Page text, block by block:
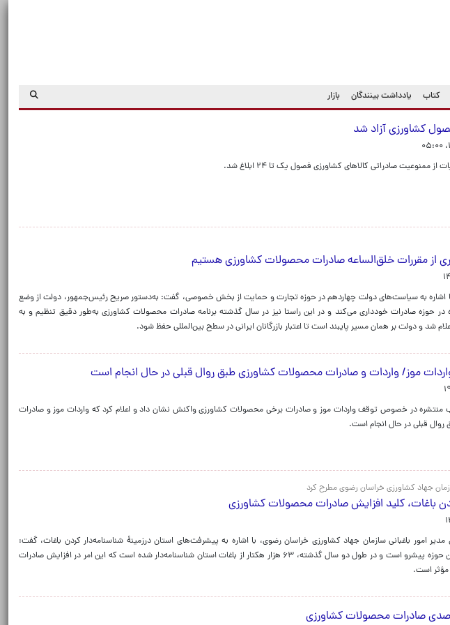
کتاب یادداشت بینندگان بازار
ممنوعیت صادراتی کالاهای کشاورزی فصول یک تا ۲۴ ابلاغ شد.
از مقررات خلق‌الساعه صادرات محصولات کشاورزی هستیم
با اشاره به سیاست‌های دولت چهاردهم در حوزه تجارت و حمایت از بخش خصوصی، گفت: به‌دستور صریح رئیس‌جمهور، دولت از وضع
در حوزه صادرات خودداری می‌کند و در این راستا نیز در سال گذشته برنامه صادرات محصولات کشاورزی به‌طور دقیق تنظیم و به
شد و دولت بر همان مسیر پایبند است تا اعتبار بازرگانان ایرانی در سطح بین‌المللی حفظ شود.
موز/ واردات و صادرات محصولات کشاورزی طبق روال قبلی در حال انجام است
منتشره در خصوص توقف واردات موز و صادرات برخی محصولات کشاورزی واکنش نشان داد و اعلام کرد که واردات موز و صادرات
قبلی در حال انجام است.
جهاد کشاورزی خراسان رضوی مطرح کرد
باغات، کلید افزایش صادرات محصولات کشاورزی
امور باغبانی سازمان جهاد کشاورزی خراسان رضوی، با اشاره به پیشرفت‌های استان درزمینهٔ شناسنامه‌دار کردن باغات، گفت:
خراسان رضوی در این حوزه پیشرو است و در طول دو سال گذشته، ۶۳ هزار هکتار از باغات استان شناسنامه‌دار شده است که این امر در افزایش صادرات
است.